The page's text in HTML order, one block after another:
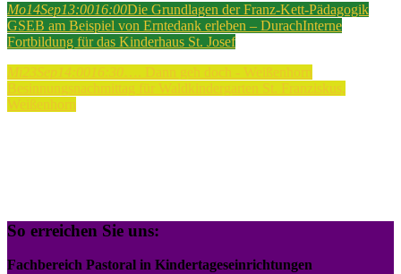
Mo14Sep13:0016:00Die Grundlagen der Franz-Kett-Pädagogik
GSEB am Beispiel von Erntedank erleben – DurachInterne
Fortbildung für das Kinderhaus St. Josef
Mi 23Sep 14:00 16:30…. Dann geh doch - Weißenhorn
Besinnungsnachmittag für Waldkindergarten St. Franziskus,
Weißenhorn
So erreichen Sie uns:
Fachbereich Pastoral in Kindertageseinrichtungen